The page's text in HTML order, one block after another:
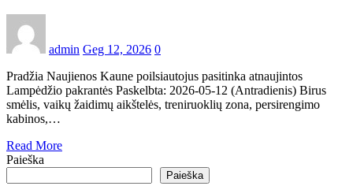
admin Geg 12, 2026 0
Pradžia Naujienos Kaune poilsiautojus pasitinka atnaujintos
Lampėdžio pakrantės Paskelbta: 2026-05-12 (Antradienis) Birus
smėlis, vaikų žaidimų aikštelės, treniruoklių zona, persirengimo
kabinos,…
Read More
Paieška
Paieška